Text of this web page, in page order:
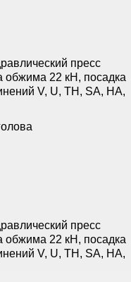
пресс
обжима 22 кН, посадка
V, U, TH, SA, HA,
пресс
обжима 22 кН, посадка
V, U, TH, SA, HA,